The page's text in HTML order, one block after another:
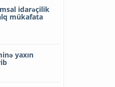
idarəçilik
mükafata
yaxın